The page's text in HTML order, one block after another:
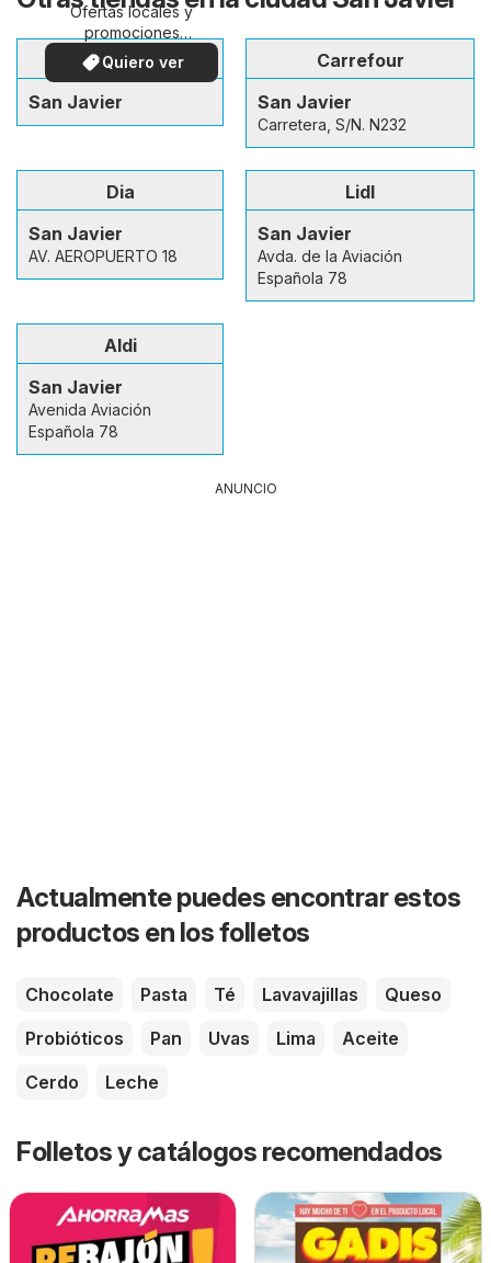
Ofertas locales y
promociones
especiales.
Quiero ver
El Corte Inglés
San Javier
Carrefour
San Javier
Carretera, S/N. N232
Dia
San Javier
AV. AEROPUERTO 18
Lidl
San Javier
Avda. de la Aviación
Española 78
Aldi
San Javier
Avenida Aviación
Española 78
ANUNCIO
Actualmente puedes encontrar estos
productos en los folletos
Chocolate Pasta Té Lavavajillas
Queso
Probióticos
Pan Uvas Lima
Aceite
Cerdo
Leche
Folletos y catálogos recomendados